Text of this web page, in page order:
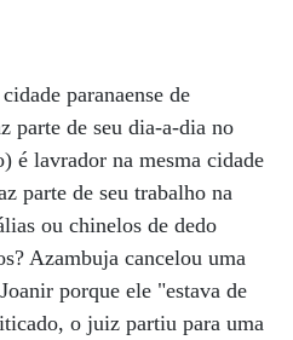
paranaense de
parte de seu dia-a-dia no
é lavrador na mesma cidade
parte de seu trabalho na
ou chinelos de dedo
Azambuja cancelou uma
porque ele "estava de
o juiz partiu para uma